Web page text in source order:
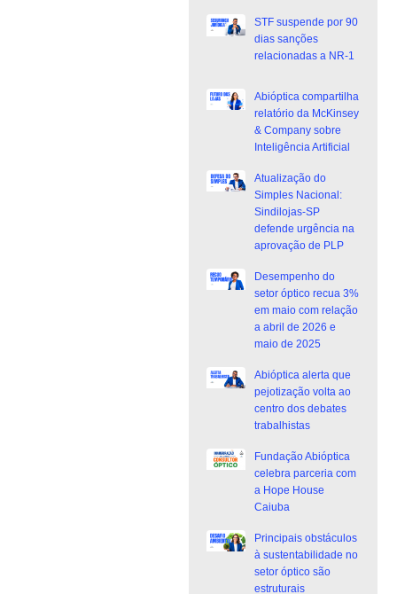
STF suspende por 90
dias sanções
relacionadas a NR-1
Abióptica compartilha
relatório da McKinsey
& Company sobre
Inteligência Artificial
Atualização do
Simples Nacional:
Sindilojas-SP
defende urgência na
aprovação de PLP
Desempenho do
setor óptico recua 3%
em maio com relação
a abril de 2026 e
maio de 2025
Abióptica alerta que
pejotização volta ao
centro dos debates
trabalhistas
Fundação Abióptica
celebra parceria com
a Hope House
Caiuba
Principais obstáculos
à sustentabilidade no
setor óptico são
estruturais